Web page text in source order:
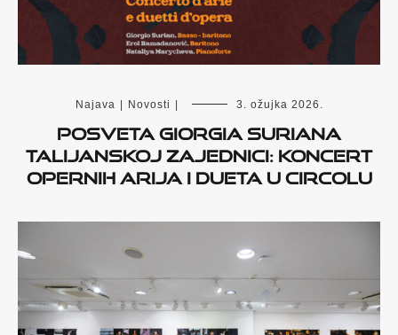
Najava Novosti 3. ožujka 2026.
Posveta Giorgia Suriana
talijanskoj zajednici: koncert
opernih arija i dueta u Circolu